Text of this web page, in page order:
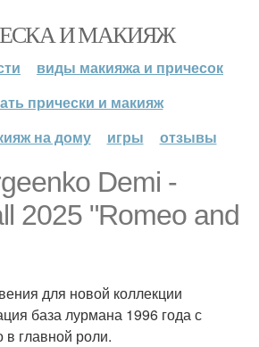
И МАКИЯЖ
виды макияжа и причесок
прически и макияж
на дому
игры отзывы
Demi -
2025 "Romeo and
для новой коллекции
база лурмана 1996 года с
главной роли.